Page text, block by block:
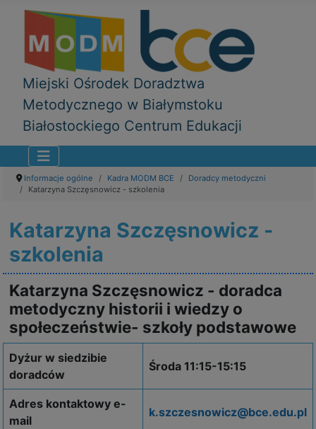
Miejski Ośrodek Doradztwa
Metodycznego w Białymstoku
Białostockiego Centrum Edukacji
Informacje ogólne Kadra MODM BCE
Doradcy metodyczni
Katarzyna Szczęsnowicz - szkolenia
Katarzyna Szczęsnowicz -
szkolenia
Katarzyna Szczęsnowicz - doradca
metodyczny historii i wiedzy o
społeczeństwie- szkoły podstawowe
Dyżur w siedzibie
doradców
Środa 11:15-15:15
Adres kontaktowy e-
mail
k.szczesnowicz@bce.edu.pl